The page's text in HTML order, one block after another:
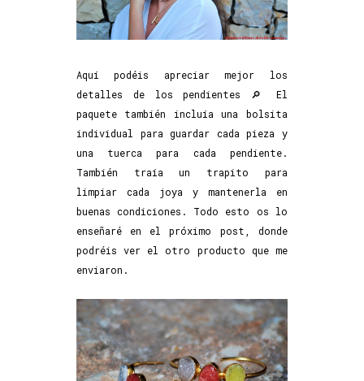
Aquí podéis apreciar mejor los
detalles de los pendientes 🔎 El
paquete también incluía una bolsita
individual para guardar cada pieza y
una tuerca para cada pendiente.
También traía un trapito para
limpiar cada joya y mantenerla en
buenas condiciones. Todo esto os lo
enseñaré en el próximo post, donde
podréis ver el otro producto que me
enviaron.